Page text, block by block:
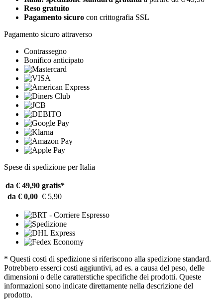
Reso gratuito
Pagamento sicuro con crittografia SSL
Pagamento sicuro attraverso
Contrassegno
Bonifico anticipato
Spese di spedizione per Italia
da € 49,90 gratis*
da € 0,00 € 5,90
* Questi costi di spedizione si riferiscono alla spedizione standard.
Potrebbero esserci costi aggiuntivi, ad es. a causa del peso, delle
dimensioni o delle caratterstiche specifiche dei prodotti. Queste
informazioni sono indicate direttamente nella descrizione del
prodotto.